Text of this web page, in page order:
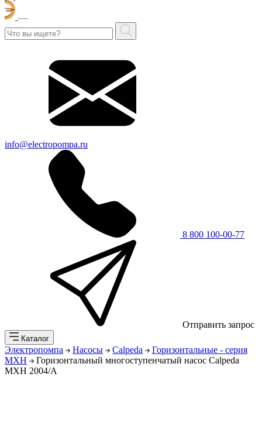
info@electropompa.ru
8 800 100-00-77
Отправить запрос
Каталог
Электропомпа Насосы Calpeda
Горизонтальные - серия
MXH
Горизонтальный многоступенчатый насос Calpeda
MXH 2004/A